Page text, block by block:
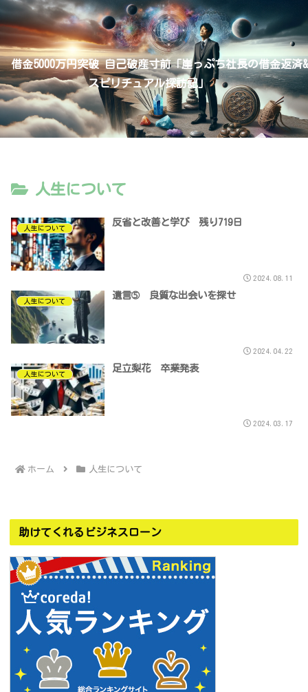
借金5000万円突破 自己破産寸前「崖っぷち社長の借金返済&
スピリチュアル探訪記」
人生について
人生について
反省と改善と学び 残り719日
2024.08.11
人生について
遺言➄ 良質な出会いを探せ
2024.04.22
人生について
足立梨花 卒業発表
2024.03.17
ホーム 人生について
助けてくれるビジネスローン